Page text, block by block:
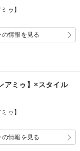
ゥ】
の情報を見る
アミゥ】×スタイル
ゥ】
の情報を見る